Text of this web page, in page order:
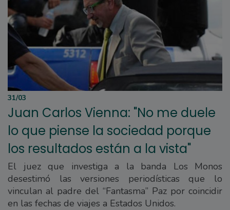
31/03
Juan Carlos Vienna: "No me duele
lo que piense la sociedad porque
los resultados están a la vista"
El juez que investiga a la banda Los Monos
desestimó las versiones periodísticas que lo
vinculan al padre del “Fantasma” Paz por coincidir
en las fechas de viajes a Estados Unidos.